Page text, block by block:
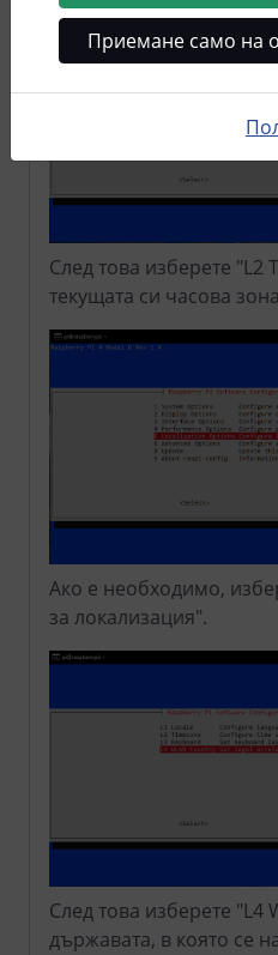
След това изберете "L2
текущата си часова
Ако е необходимо,
за локализация".
След това изберете "L4
държавата, в която се
Приемане само на